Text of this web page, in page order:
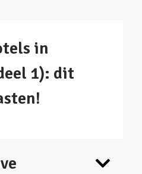
in
1): dit